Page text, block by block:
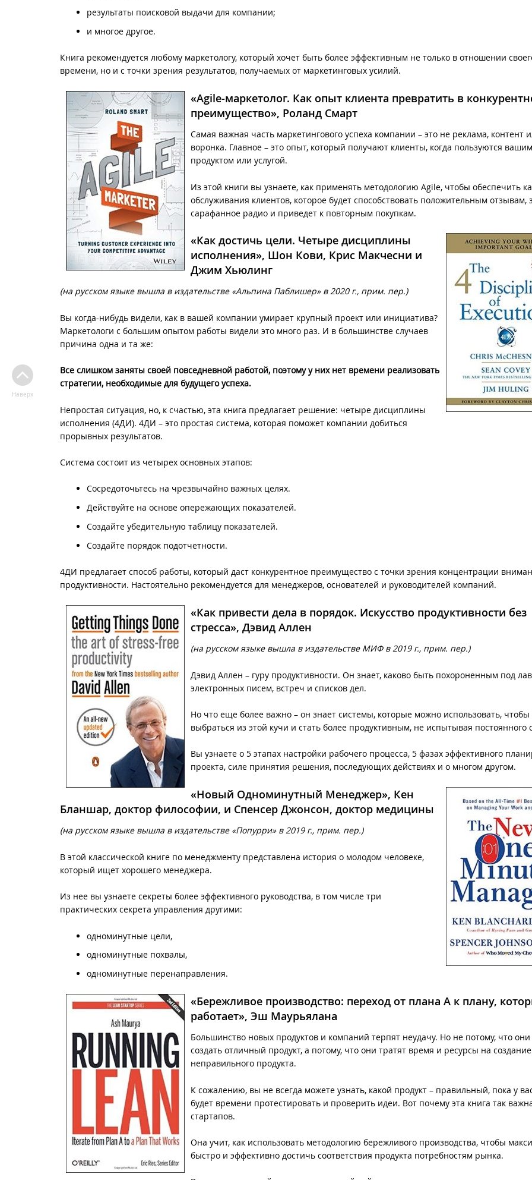
результаты поисковой выдачи для компании;
и многое другое.
Книга рекомендуется любому маркетологу, который хочет быть более эффективным не только в отношении
времени, но и с точки зрения результатов, получаемых от маркетинговых усилий.
«Agile-маркетолог. Как опыт клиента превратить в
преимущество», Роланд Смарт
Самая важная часть маркетингового успеха компании – это не реклама, контент
воронка. Главное – это опыт, который получают клиенты, когда пользуются вашим
продуктом или услугой.
Из этой книги вы узнаете, как применять методологию Agile, чтобы обеспечить
обслуживания клиентов, которое будет способствовать положительным отзывам,
сарафанное радио и приведет к повторным покупкам.
«Как достичь цели. Четыре дисциплины
исполнения», Шон Кови, Крис Макчесни и
Джим Хьюлинг
(на русском языке вышла в издательстве «Альпина Паблишер» в 2020 г., прим. пер.)
Вы когда-нибудь видели, как в вашей компании умирает крупный проект или инициатива?
Маркетологи с большим опытом работы видели это много раз. И в большинстве случаев
причина одна и та же:
Все слишком заняты своей повседневной работой, поэтому у них нет времени реализовать
стратегии, необходимые для будущего успеха.
Непростая ситуация, но, к счастью, эта книга предлагает решение: четыре дисциплины
исполнения (4ДИ). 4ДИ – это простая система, которая поможет компании добиться
прорывных результатов.
Система состоит из четырех основных этапов:
Сосредоточьтесь на чрезвычайно важных целях.
Действуйте на основе опережающих показателей.
Создайте убедительную таблицу показателей.
Создайте порядок подотчетности.
4ДИ предлагает способ работы, который даст конкурентное преимущество с точки зрения концентрации
продуктивности. Настоятельно рекомендуется для менеджеров, основателей и руководителей компаний.
«Как привести дела в порядок. Искусство продуктивности без
стресса», Дэвид Аллен
(на русском языке вышла в издательстве МИФ в 2019 г., прим. пер.)
Дэвид Аллен – гуру продуктивности. Он знает, каково быть похороненным под
электронных писем, встреч и списков дел.
Но что еще более важно – он знает системы, которые можно использовать, чтобы
выбраться из этой кучи и стать более продуктивным, не испытывая постоянного
Вы узнаете о 5 этапах настройки рабочего процесса, 5 фазах эффективного
проекта, силе принятия решения, последующих действиях и о многом другом.
«Новый Одноминутный Менеджер», Кен
Бланшар, доктор философии, и Спенсер Джонсон, доктор медицины
(на русском языке вышла в издательстве «Попурри» в 2019 г., прим. пер.)
В этой классической книге по менеджменту представлена история о молодом человеке,
который ищет хорошего менеджера.
Из нее вы узнаете секреты более эффективного руководства, в том числе три
практических секрета управления другими:
одноминутные цели,
одноминутные похвалы,
одноминутные перенаправления.
«Бережливое производство: переход от плана А к плану,
работает», Эш Маурьялана
Большинство новых продуктов и компаний терпят неудачу. Но не потому, что они
создать отличный продукт, а потому, что они тратят время и ресурсы на создание
неправильного продукта.
К сожалению, вы не всегда можете узнать, какой продукт – правильный, пока у
будет времени протестировать и проверить идеи. Вот почему эта книга так
стартапов.
Она учит, как использовать методологию бережливого производства, чтобы
быстро и эффективно достичь соответствия продукта потребностям рынка.
Наверх